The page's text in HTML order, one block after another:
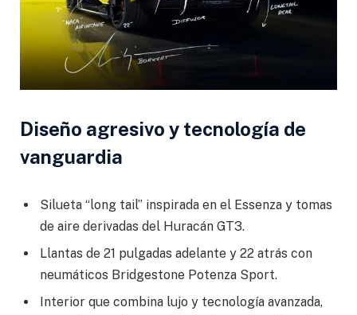
Diseño agresivo y tecnología de
vanguardia
Silueta “long tail” inspirada en el Essenza y tomas
de aire derivadas del Huracán GT3.
Llantas de 21 pulgadas adelante y 22 atrás con
neumáticos Bridgestone Potenza Sport.
Interior que combina lujo y tecnología avanzada,